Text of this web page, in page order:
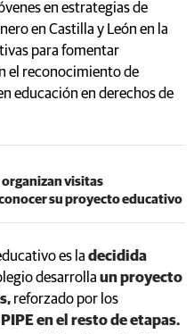
en estrategias de
en Castilla y León en la
para fomentar
el reconocimiento de
educación en derechos de
organizan visitas
su proyecto educativo
es la decidida
desarrolla un proyecto
reforzado por los
en el resto de etapas.